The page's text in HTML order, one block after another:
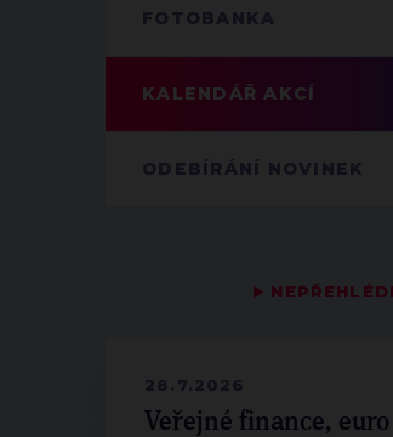
FOTOBANKA
KALENDÁŘ AKCÍ
ODEBÍRÁNÍ NOVINEK
▶
28.7.2026
Veřejné finance,